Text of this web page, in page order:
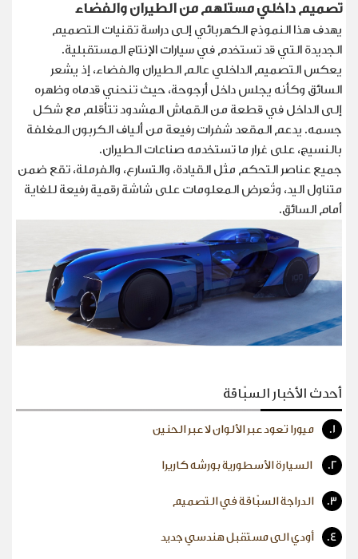
تصميم داخلي مستلهم من الطيران والفضاء
يهدف هذا النموذج الكهربائي إلى دراسة تقنيات التصميم
الجديدة التي قد تستخدم في سيارات الإنتاج المستقبلية.
يعكس التصميم الداخلي عالم الطيران والفضاء، إذ يشعر
السائق وكأنه يجلس داخل أرجوحة، حيث تنحني قدماه وظهره
إلى الداخل في قطعة من القماش المشدود تتأقلم مع شكل
جسمه. يدعم المقعد شفرات رفيعة من ألياف الكربون المغلفة
بالنسيج، على غرار ما تستخدمه صناعات الطيران.
جميع عناصر التحكم مثل القيادة، والتسارع، والفرملة، تقع ضمن
متناول اليد، وتُعرض المعلومات على شاشة رقمية رفيعة للغاية
أمام السائق.
أحدث الأخبار السبّاقة
1. ميورا تعود عبر الألوان لا عبر الحنين
2. السيارة الأسطورية بورشه كاريرا
3. الدراجة السبّاقة في التصميم
4. أودي الى مستقبل هندسي جديد